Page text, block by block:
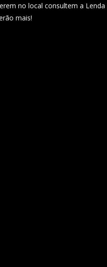
no local consultem a Lenda
mais!